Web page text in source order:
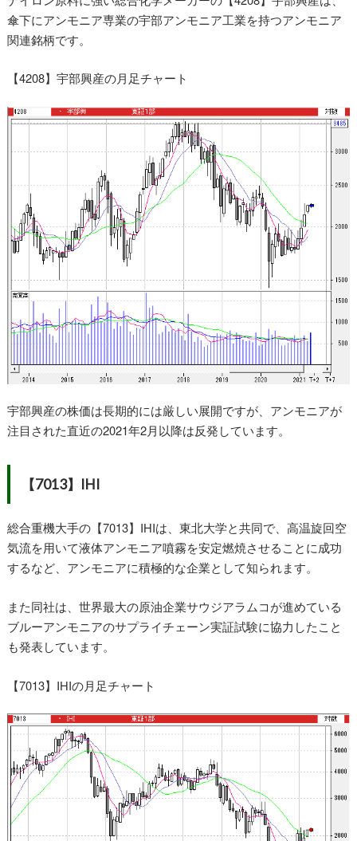
傘下にアンモニア専業の宇部アンモニア工業を持つアンモニア
関連銘柄です。
【4208】宇部興産の月足チャート
宇部興産の株価は長期的には厳しい展開ですが、アンモニアが
注目された直近の2021年2月以降は反発しています。
【7013】IHI
総合重機大手の【7013】IHIは、東北大学と共同で、高温旋回空
気流を用いて液体アンモニア噴霧を安定燃焼させることに成功
するなど、アンモニアに積極的な企業として知られます。
また同社は、世界最大の原油企業サウジアラムコが進めている
ブルーアンモニアのサプライチェーン実証試験に協力したこと
も発表しています。
【7013】IHIの月足チャート